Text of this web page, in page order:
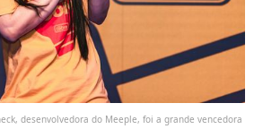
desenvolvedora do Meeple, foi a grande vencedora